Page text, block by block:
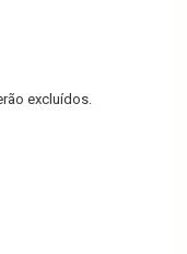
excluídos.